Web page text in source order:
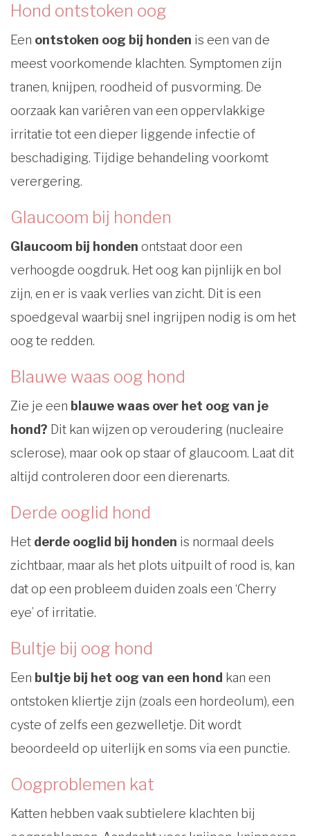
Hond ontstoken oog
Een ontstoken oog bij honden is een van de
meest voorkomende klachten. Symptomen zijn
tranen, knijpen, roodheid of pusvorming. De
oorzaak kan variëren van een oppervlakkige
irritatie tot een dieper liggende infectie of
beschadiging. Tijdige behandeling voorkomt
verergering.
Glaucoom bij honden
Glaucoom bij honden ontstaat door een
verhoogde oogdruk. Het oog kan pijnlijk en bol
zijn, en er is vaak verlies van zicht. Dit is een
spoedgeval waarbij snel ingrijpen nodig is om het
oog te redden.
Blauwe waas oog hond
Zie je een blauwe waas over het oog van je
hond? Dit kan wijzen op veroudering (nucleaire
sclerose), maar ook op staar of glaucoom. Laat dit
altijd controleren door een dierenarts.
Derde ooglid hond
Het derde ooglid bij honden is normaal deels
zichtbaar, maar als het plots uitpuilt of rood is, kan
dat op een probleem duiden zoals een ‘Cherry
eye’ of irritatie.
Bultje bij oog hond
Een bultje bij het oog van een hond kan een
ontstoken kliertje zijn (zoals een hordeolum), een
cyste of zelfs een gezwelletje. Dit wordt
beoordeeld op uiterlijk en soms via een punctie.
Oogproblemen kat
Katten hebben vaak subtielere klachten bij